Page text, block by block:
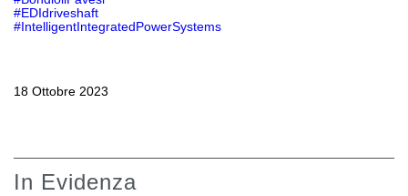
Scambio termico
Scambiatori di calore
#EDIdriveshaft
#IntelligentIntegratedPowerSystems
18 Ottobre 2023
In Evidenza